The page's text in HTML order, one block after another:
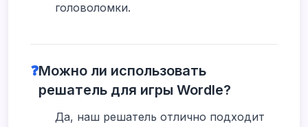
головоломки.
❓Можно ли использовать
решатель для игры Wordle?
Да, наш решатель отлично подходит